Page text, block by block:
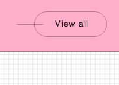
View all